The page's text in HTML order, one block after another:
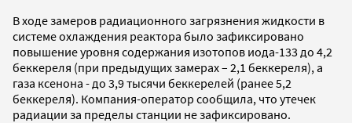
В ходе замеров радиационного загрязнения жидкости в
системе охлаждения реактора было зафиксировано
повышение уровня содержания изотопов иода-133 до 4,2
беккереля (при предыдущих замерах – 2,1 беккереля), а
газа ксенона - до 3,9 тысячи беккерелей (ранее 5,2
беккереля). Компания-оператор сообщила, что утечек
радиации за пределы станции не зафиксировано.